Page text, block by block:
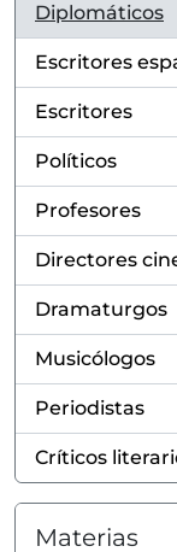
Diplomáticos
, 5 resultados
Escritores
, 2 resultados
Escritores
, 2 resultados
Políticos
, 1 resultados
Profesores
, 1 resultados
Directores
, 1 resultados
Dramaturgos
, 1 resultados
Musicólogos
, 1 resultados
Periodistas
, 1 resultados
Críticos
, 1 resultados
Materias